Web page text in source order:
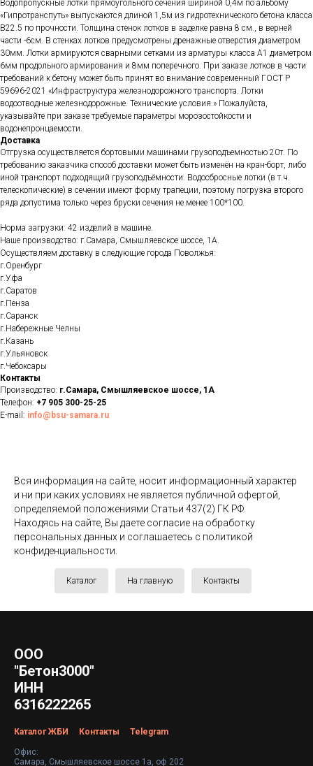
Водопропускные лотки прямоугольного сечения шириной 0,4м по альбому
«Гипротранспуть» выпускаются длиной 1,5м из гидротехнического бетона класса
B22.5 по прочности. Толщина стенок лотков в заделке равна 8 см., в верней
части -6см. В стенках лотков предусмотрены дренажные отверстия диаметром
30мм. Лотки армируются сварными сетками из арматуры класса А1 диаметром
6мм продольного армирования и 8мм поперечного. При заказе лотков в части
требований к бетону может быть принят во внимание современный ГОСТ Р
59696-2021 «Инфраструктура железнодорожного транспорта. Лотки
водоотводные железнодорожные. Технические условия.» Пожалуйста,
указывайте при заказе требуемые параметры морозостойкости и
водонепронцаемости.
Доставка
Отгрузка осуществляется бортовыми машинами грузоподъемностью 20т. По
требованию заказчика способ доставки может быть изменён на кран-борт, либо
иной транспорт подходящий грузоподъёмности. Водосбросные лотки (в т.ч.
телескопические) в сечении имеют форму трапеции, поэтому погрузка второго
ряда допустима только через бруски сечения не менее 100*100.
Норма загрузки: 42 изделий в машине.
Наше производство: г.Самара, Смышляевское шоссе, 1А.
Осуществляем доставку в следующие города Поволжья:
г.Оренбург
г.Уфа
г.Саратов
г.Пенза
г.Саранск
г.Набережные Челны
г.Казань
г.Ульяновск
г.Чебоксары
Контакты
Производство: г.Самара, Смышляевское шоссе, 1А
Телефон: +7 905 300-25-25
E-mail: info@bsu-samara.ru
Вся информация на сайте, носит информационный характер
и ни при каких условиях не является публичной офертой,
определяемой положениями Статьи 437(2) ГК РФ.
Находясь на сайте, Вы даете согласие на обработку
персональных данных и соглашаетесь c политикой
конфиденциальности.
Каталог На главную Контакты
ООО
"Бетон3000"
ИНН
6316222265
Каталог ЖБИ Контакты Telegram
Офис:
Самара, Смышляевское шоссе 1а, оф 202